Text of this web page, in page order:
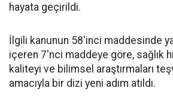
hayata geçirildi.
​İlgili kanunun 58'inci maddesinde
içeren 7'nci maddeye göre, sağlık
kaliteyi ve bilimsel araştırmaları
amacıyla bir dizi yeni adım atıldı.